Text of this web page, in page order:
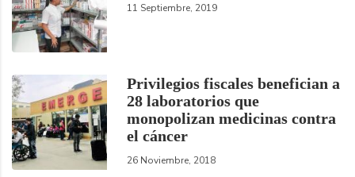
11 Septiembre, 2019
Privilegios fiscales benefician a
28 laboratorios que
monopolizan medicinas contra
el cáncer
26 Noviembre, 2018